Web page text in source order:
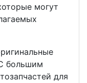
могут
большим
для